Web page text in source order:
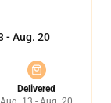
- Aug. 20
Delivered